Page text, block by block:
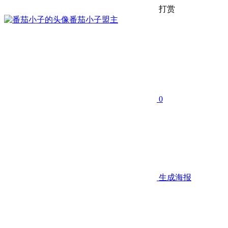
打赏
番茄小子盟主
0
生成海报